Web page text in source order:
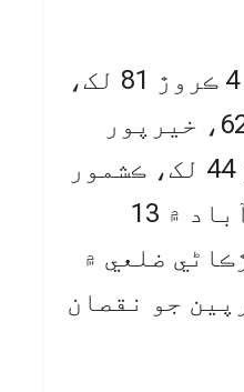
گهوٽڪي ضلعي ۾ 4 ڪروڙ 81 لک،
سکر ۾ هڪ ڪروڙ 62، خيرپور
ضلعي ۾ 16 ڪروڙ 44 لک، ڪشمور
۾ 38 لک، جيڪب آباد ۾ 13
۽ لاڙڪاڻي ضلعي ۾
50 لک رپين جو نقصان